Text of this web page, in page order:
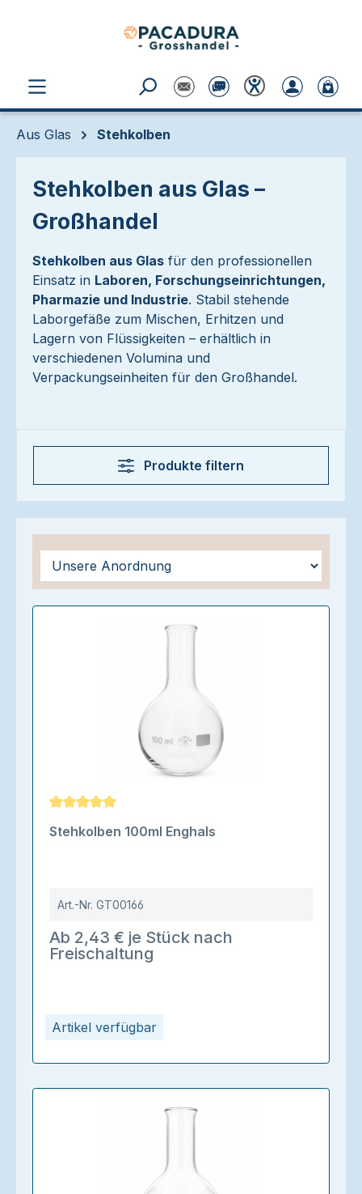
Aus Glas Stehkolben
Stehkolben aus Glas –
Großhandel
Stehkolben aus Glas für den professionellen
Einsatz in Laboren, Forschungseinrichtungen,
Pharmazie und Industrie. Stabil stehende
Laborgefäße zum Mischen, Erhitzen und
Lagern von Flüssigkeiten – erhältlich in
verschiedenen Volumina und
Verpackungseinheiten für den Großhandel.
Produkte filtern
Artikel verfügbar
Stehkolben 100ml Enghals
Art.-Nr. GT00166
Ab 2,43 € je Stück nach
Freischaltung